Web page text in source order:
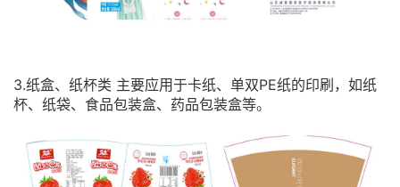
3.纸盒、纸杯类 主要应用于卡纸、单双PE纸的印刷，如纸
杯、纸袋、食品包装盒、药品包装盒等。